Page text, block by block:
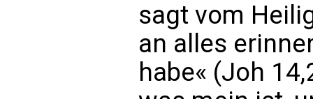
sagt vom
an alles
habe« (Joh